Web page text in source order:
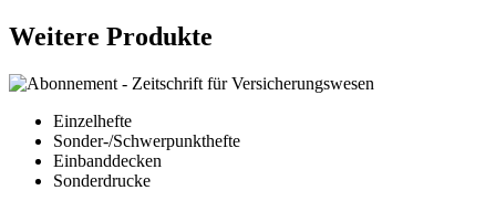
Weitere Produkte
Einzelhefte
Sonder-/Schwerpunkthefte
Einbanddecken
Sonderdrucke